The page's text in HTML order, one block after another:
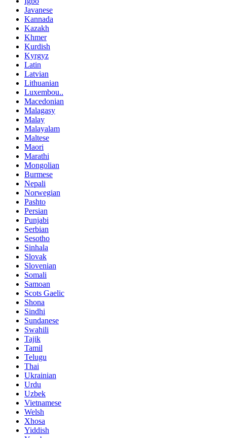
Javanese
Kannada
Kazakh
Khmer
Kurdish
Kyrgyz
Latin
Latvian
Lithuanian
Luxembou..
Macedonian
Malagasy
Malay
Malayalam
Maltese
Maori
Marathi
Mongolian
Burmese
Nepali
Norwegian
Pashto
Persian
Punjabi
Serbian
Sesotho
Sinhala
Slovak
Slovenian
Somali
Samoan
Scots Gaelic
Shona
Sindhi
Sundanese
Swahili
Tajik
Tamil
Telugu
Thai
Ukrainian
Urdu
Uzbek
Vietnamese
Welsh
Xhosa
Yiddish